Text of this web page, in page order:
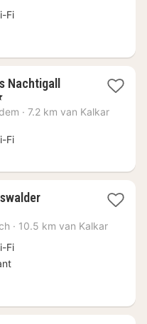
Fi
Nachtigall
· 7.2 km van Kalkar
Fi
· 10.5 km van Kalkar
Fi